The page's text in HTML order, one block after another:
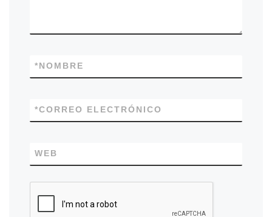
NOMBRE
*
CORREO ELECTRÓNICO
*
WEB